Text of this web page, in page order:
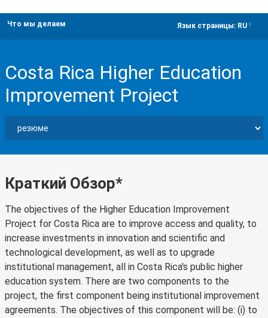
Что мы делаем Язык страницы: RU
Costa Rica Higher Education
Improvement Project
Краткий Обзор*
The objectives of the Higher Education Improvement
Project for Costa Rica are to improve access and quality, to
increase investments in innovation and scientific and
technological development, as well as to upgrade
institutional management, all in Costa Rica's public higher
education system. There are two components to the
project, the first component being institutional improvement
agreements. The objectives of this component will be: (i) to